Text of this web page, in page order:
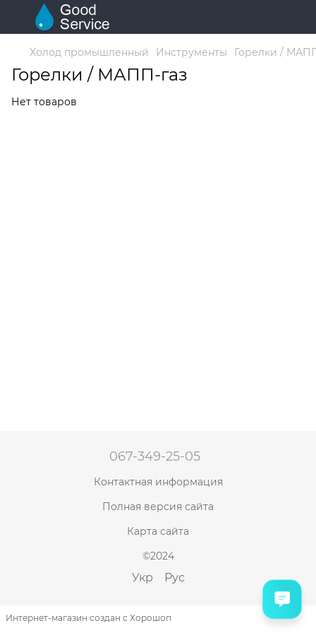
Холод промышленный Инструменты Горелки /
Горелки / МАПП-газ
Нет товаров
067-349-25-05
Контактная информация
Полная версия сайта
Карта сайта
©2024
Укр Рус
Интернет-магазин создан с Хорошоп